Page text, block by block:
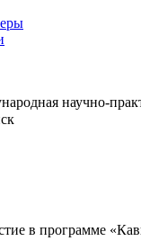
научно-
в программе